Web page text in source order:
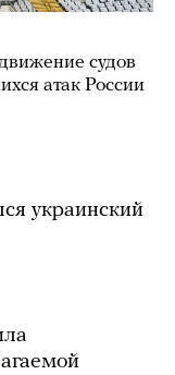
судов
атак России
украинский